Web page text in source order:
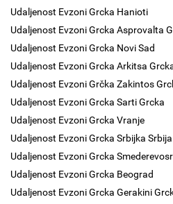
Udaljenost Evzoni Grcka Hanioti
Udaljenost Evzoni Grcka Asprovalta
Udaljenost Evzoni Grcka Novi Sad
Udaljenost Evzoni Grcka Arkitsa
Udaljenost Evzoni Grčka Zakintos
Udaljenost Evzoni Grcka Sarti Grcka
Udaljenost Evzoni Grcka Vranje
Udaljenost Evzoni Grcka Srbijka Srbija
Udaljenost Evzoni Grcka
Udaljenost Evzoni Grcka Beograd
Udaljenost Evzoni Grcka Gerakini